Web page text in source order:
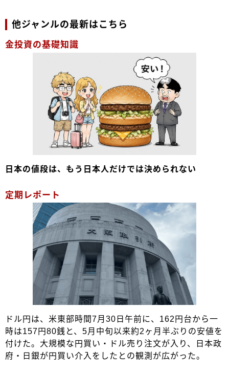
他ジャンルの最新はこちら
金投資の基礎知識
日本の値段は、もう日本人だけでは決められない
定期レポート
ドル円は、米東部時間7月30日午前に、162円台から一
時は157円80銭と、5月中旬以来約2ヶ月半ぶりの安値を
付けた。大規模な円買い・ドル売り注文が入り、日本政
府・日銀が円買い介入をしたとの観測が広がった。